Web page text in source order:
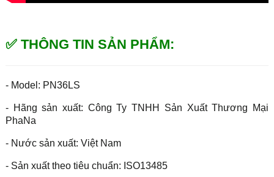
✅ THÔNG TIN SẢN PHẨM:
- Model: PN36LS
- Hãng sản xuất: Công Ty TNHH Sản Xuất Thương Mại
PhaNa
- Nước sản xuất: Việt Nam
- Sản xuất theo tiêu chuẩn: ISO13485